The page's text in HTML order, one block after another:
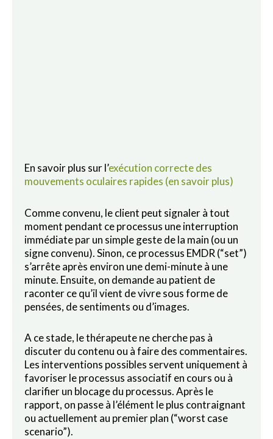
En savoir plus sur l’exécution correcte des
mouvements oculaires rapides (en savoir plus)
Comme convenu, le client peut signaler à tout
moment pendant ce processus une interruption
immédiate par un simple geste de la main (ou un
signe convenu). Sinon, ce processus EMDR (“set”)
s’arrête après environ une demi-minute à une
minute. Ensuite, on demande au patient de
raconter ce qu’il vient de vivre sous forme de
pensées, de sentiments ou d’images.
A ce stade, le thérapeute ne cherche pas à
discuter du contenu ou à faire des commentaires.
Les interventions possibles servent uniquement à
favoriser le processus associatif en cours ou à
clarifier un blocage du processus. Après le
rapport, on passe à l’élément le plus contraignant
ou actuellement au premier plan (“worst case
scenario”).